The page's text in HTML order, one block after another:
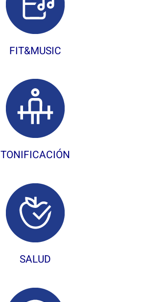
FIT&MUSIC
TONIFICACIÓN
SALUD